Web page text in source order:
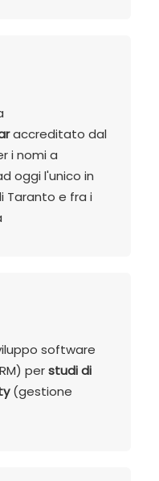
accreditato dal
i nomi a
oggi l'unico in
Taranto e fra i
software
perstudi di
(gestione